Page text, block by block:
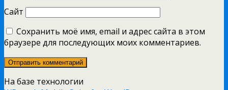
Сайт
Сохранить моё имя, email и адрес сайта в этом
браузере для последующих моих комментариев.
На базе технологии